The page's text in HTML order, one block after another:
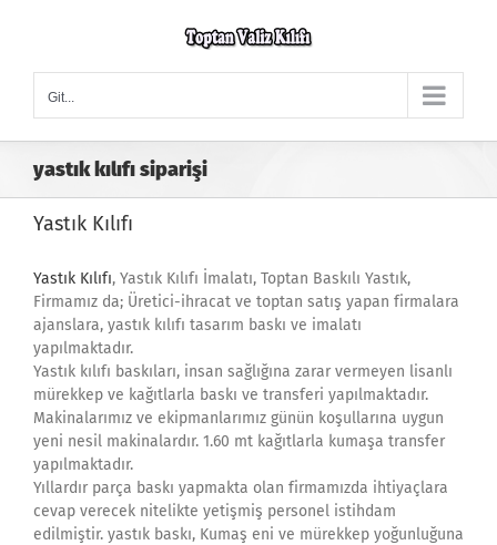
Git...
yastık kılıfı siparişi
Yastık Kılıfı
Yastık Kılıfı, Yastık Kılıfı İmalatı, Toptan Baskılı Yastık,
Firmamız da; Üretici-ihracat ve toptan satış yapan firmalara
ajanslara, yastık kılıfı tasarım baskı ve imalatı
yapılmaktadır.
Yastık kılıfı baskıları, insan sağlığına zarar vermeyen lisanlı
mürekkep ve kağıtlarla baskı ve transferi yapılmaktadır.
Makinalarımız ve ekipmanlarımız günün koşullarına uygun
yeni nesil makinalardır. 1.60 mt kağıtlarla kumaşa transfer
yapılmaktadır.
Yıllardır parça baskı yapmakta olan firmamızda ihtiyaçlara
cevap verecek nitelikte yetişmiş personel istihdam
edilmiştir. yastık baskı, Kumaş eni ve mürekkep yoğunluğuna